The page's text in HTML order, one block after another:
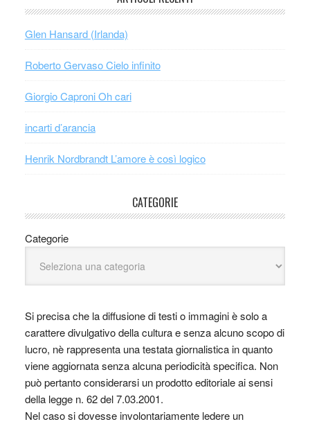
Glen Hansard (Irlanda)
Roberto Gervaso Cielo infinito
Giorgio Caproni Oh cari
incarti d’arancia
Henrik Nordbrandt L’amore è così logico
CATEGORIE
Categorie
Si precisa che la diffusione di testi o immagini è solo a
carattere divulgativo della cultura e senza alcuno scopo di
lucro, nè rappresenta una testata giornalistica in quanto
viene aggiornata senza alcuna periodicità specifica. Non
può pertanto considerarsi un prodotto editoriale ai sensi
della legge n. 62 del 7.03.2001.
Nel caso si dovesse involontariamente ledere un